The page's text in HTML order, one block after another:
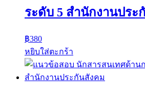
ระดับ 5 สำนักงานประ
฿380
หยิบใส่ตะกร้า